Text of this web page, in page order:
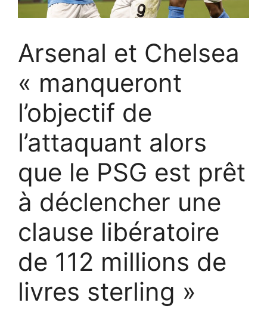
Arsenal et Chelsea
« manqueront
l’objectif de
l’attaquant alors
que le PSG est prêt
à déclencher une
clause libératoire
de 112 millions de
livres sterling »